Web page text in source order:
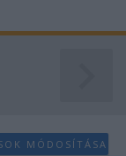
MÓDOSÍTÁSA